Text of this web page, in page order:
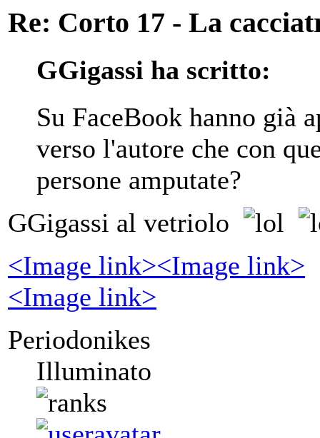
Re: Corto 17 - La
GGigassi ha scritto:
Su FaceBook hanno già
verso l'autore che con
persone amputate?
GGigassi al vetriolo
<Image link><Image link>
<Image link>
Periodonikes
Illuminato